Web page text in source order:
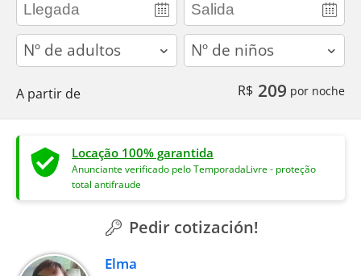
adults children
A partir de R$ 209 por noche
Locação 100% garantida
Anunciante verificado pelo TemporadaLivre - proteção
total antifraude
Pedir cotización!
Elma